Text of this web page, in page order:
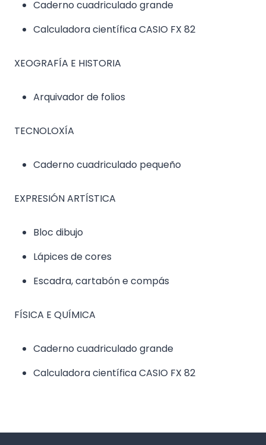
Caderno cuadriculado grande
Calculadora científica CASIO FX 82
XEOGRAFÍA E HISTORIA
Arquivador de folios
TECNOLOXÍA
Caderno cuadriculado pequeño
EXPRESIÓN ARTÍSTICA
Bloc dibujo
Lápices de cores
Escadra, cartabón e compás
FÍSICA E QUÍMICA
Caderno cuadriculado grande
Calculadora científica CASIO FX 82